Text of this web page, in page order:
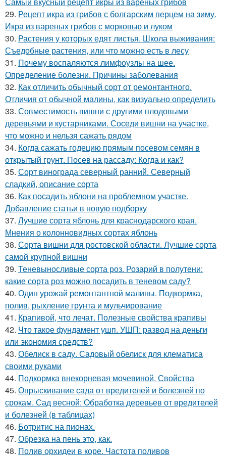
29. Рецепт икра из грибов с болгарским перцем на зиму.
Икра из вареных грибов с морковью и луком
30. Растения у которых едят листья. Школа выживания:
Съедобные растения, или что можно есть в лесу
31. Почему воспаляются лимфоузлы на шее.
Определение болезни. Причины заболевания
32. Как отличить обычный сорт от ремонтантного.
Отличия от обычной малины, как визуально определить
33. Совместимость вишни с другими плодовыми
деревьями и кустарниками. Соседи вишни на участке,
что можно и нельзя сажать рядом
34. Когда сажать годецию прямым посевом семян в
открытый грунт. Посев на рассаду: Когда и как?
35. Сорт винограда северный ранний. Северный
сладкий, описание сорта
36. Как посадить яблони на проблемном участке.
Добавление статьи в новую подборку
37. Лучшие сорта яблонь для краснодарского края.
Мнения о колонновидных сортах яблонь
38. Сорта вишни для ростовской области. Лучшие сорта
самой крупной вишни
39. Теневыносливые сорта роз. Розарий в полутени:
какие сорта роз можно посадить в теневом саду?
40. Один урожай ремонтантной малины. Подкормка,
полив, рыхление грунта и мульчирование
41. Крапивой, что лечат. Полезные свойства крапивы
42. Что такое фундамент ушп. УШП: развод на деньги
или экономия средств?
43. Обелиск в саду. Садовый обелиск для клематиса
своими руками
44. Подкормка внекорневая мочевиной. Свойства
45. Опрыскивание сада от вредителей и болезней по
срокам. Сад весной: Обработка деревьев от вредителей
и болезней (в таблицах)
46. Ботритис на пионах.
47. Обрезка на пень это, как.
48. Полив орхидеи в коре. Частота поливов